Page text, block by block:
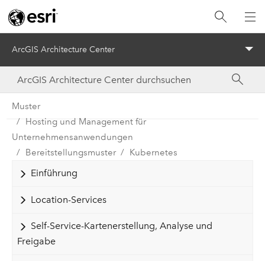
ArcGIS Architecture Center
Muster
Hosting und Management für
Unternehmensanwendungen
Bereitstellungsmuster
Kubernetes
Einführung
Location-Services
Self-Service-Kartenerstellung, Analyse und
Freigabe